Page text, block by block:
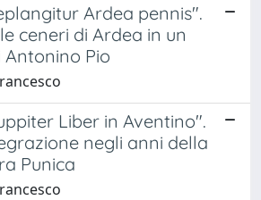
Ardea pennis".
ceneri di Ardea in un
Pio
Liber in Aventino".
negli anni della
Punica